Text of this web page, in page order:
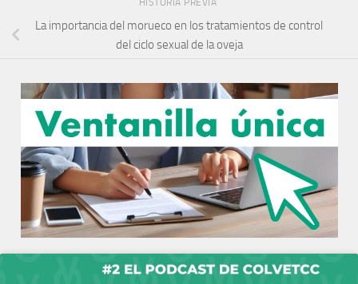
La importancia del morueco en los tratamientos de control
del ciclo sexual de la oveja